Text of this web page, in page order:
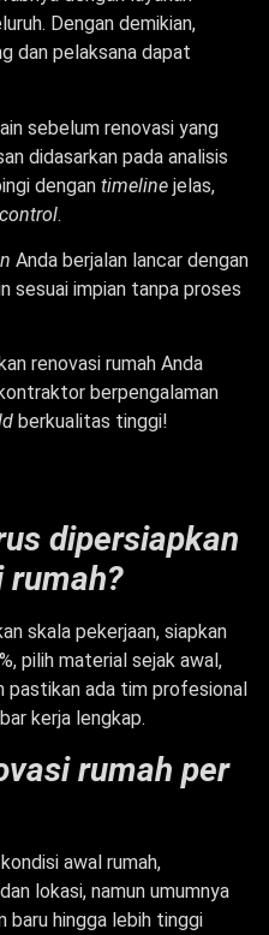
Dengan demikian,
dan pelaksana dapat
sebelum renovasi yang
didasarkan pada analisis
dengan timeline jelas,
.
Anda berjalan lancar dengan
sesuai impian tanpa proses
renovasi rumah Anda
berpengalaman
berkualitas tinggi!
dipersiapkan
rumah?
skala pekerjaan, siapkan
pilih material sejak awal,
pastikan ada tim profesional
kerja lengkap.
rumah per
awal rumah,
lokasi, namun umumnya
baru hingga lebih tinggi